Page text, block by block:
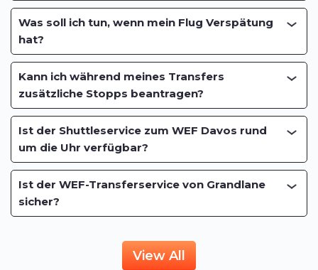
Was soll ich tun, wenn mein Flug Verspätung
hat?
Kann ich während meines Transfers
zusätzliche Stopps beantragen?
Ist der Shuttleservice zum WEF Davos rund
um die Uhr verfügbar?
Ist der WEF-Transferservice von Grandlane
sicher?
View All